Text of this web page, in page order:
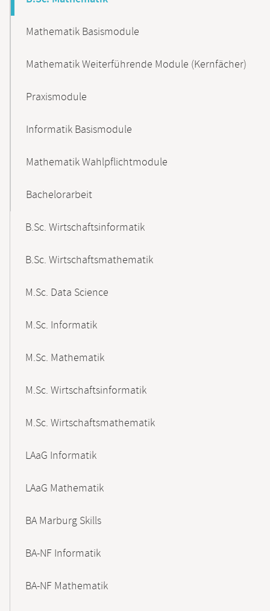
Mathematik Basismodule
Mathematik Weiterführende Module (Kernfächer)
Praxismodule
Informatik Basismodule
Mathematik Wahlpflichtmodule
Bachelorarbeit
B.Sc. Wirtschaftsinformatik
B.Sc. Wirtschaftsmathematik
M.Sc. Data Science
M.Sc. Informatik
M.Sc. Mathematik
M.Sc. Wirtschaftsinformatik
M.Sc. Wirtschaftsmathematik
LAaG Informatik
LAaG Mathematik
BA Marburg Skills
BA-NF Informatik
BA-NF Mathematik